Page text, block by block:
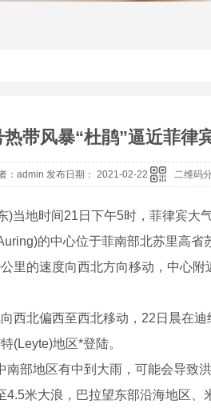
带风暴“杜鹃”逼近菲律
：admin 发布日期： 2021-02-22 二维码
地时间21日下午5时，菲律宾大
的中心位于菲南部北苏里高
里的速度向西北方向移动，中心附
北偏西至西北移动，22日晨在
(Leyte)地区*登陆。
地区有中到大雨，可能会导致
米大浪，巴拉望东部沿海地区